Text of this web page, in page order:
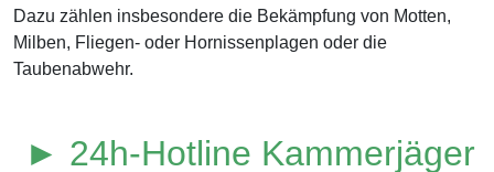
Dazu zählen insbesondere die Bekämpfung von Motten,
Milben, Fliegen- oder Hornissenplagen oder die
Taubenabwehr.
► 24h-Hotline Kammerjäger